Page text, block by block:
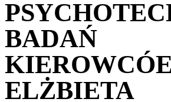
BADAŃ
KIEROWCÓE
ELŻBIETA